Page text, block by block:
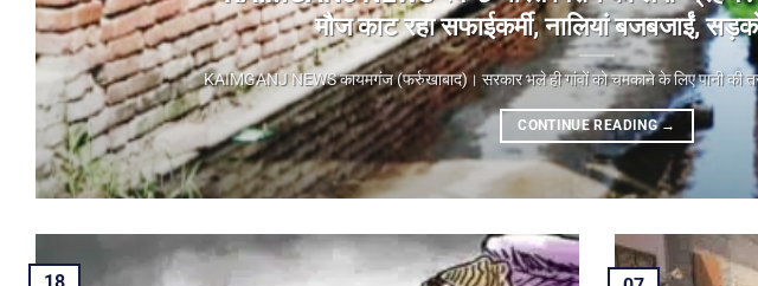
मौज काट रहा सफाईकर्मी, नालियां बजबजाईं,
KAIMGANJ NEWS कायमगंज (फर्रुखाबाद)। ​सरकार भले ही गांवों को चमकाने के लिए पानी की
CONTINUE READING→